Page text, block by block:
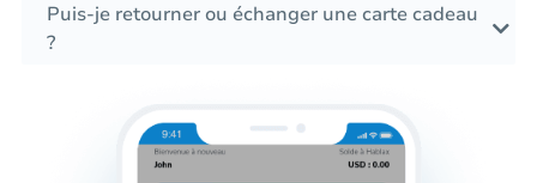
Puis-je retourner ou échanger une carte cadeau
?